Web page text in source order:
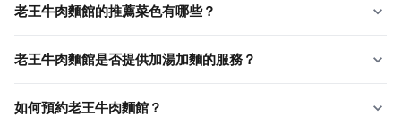
老王牛肉麵館的推薦菜色有哪些？
老王牛肉麵館是否提供加湯加麵的服務？
如何預約老王牛肉麵館？